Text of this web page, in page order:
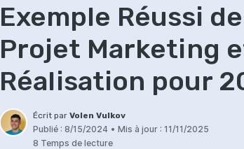
Exemple Réussi
Projet Marketing
Réalisation pour
Écrit parVolen Vulkov
Publié : 8/15/2024 • Mis à jour : 11/11/2025
8 Temps de lecture